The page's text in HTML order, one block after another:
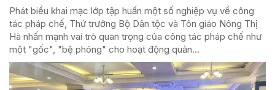
Phát biểu khai mạc lớp tập huấn một số nghiệp vụ về công
tác pháp chế, Thứ trưởng Bộ Dân tộc và Tôn giáo Nông Thị
Hà nhấn mạnh vai trò quan trọng của công tác pháp chế như
một "gốc", "bệ phóng" cho hoạt động quản...